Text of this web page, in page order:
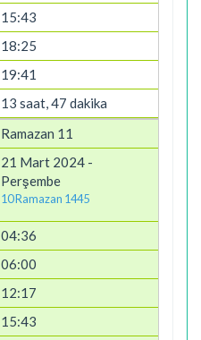
15:43
18:25
19:41
13 saat, 47 dakika
Ramazan 11
21 Mart 2024 -
Perşembe
10 Ramazan 1445
04:36
06:00
12:17
15:43